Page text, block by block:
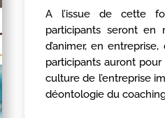
A l’issue de cette
participants seront en
d’animer, en
participants auront
culture de l’entreprise
déontologie du